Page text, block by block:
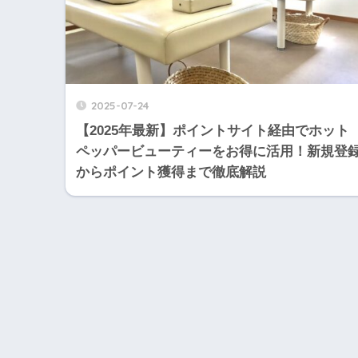
2025-07-24
【2025年最新】ポイントサイト経由でホット
ペッパービューティーをお得に活用！新規登
からポイント獲得まで徹底解説